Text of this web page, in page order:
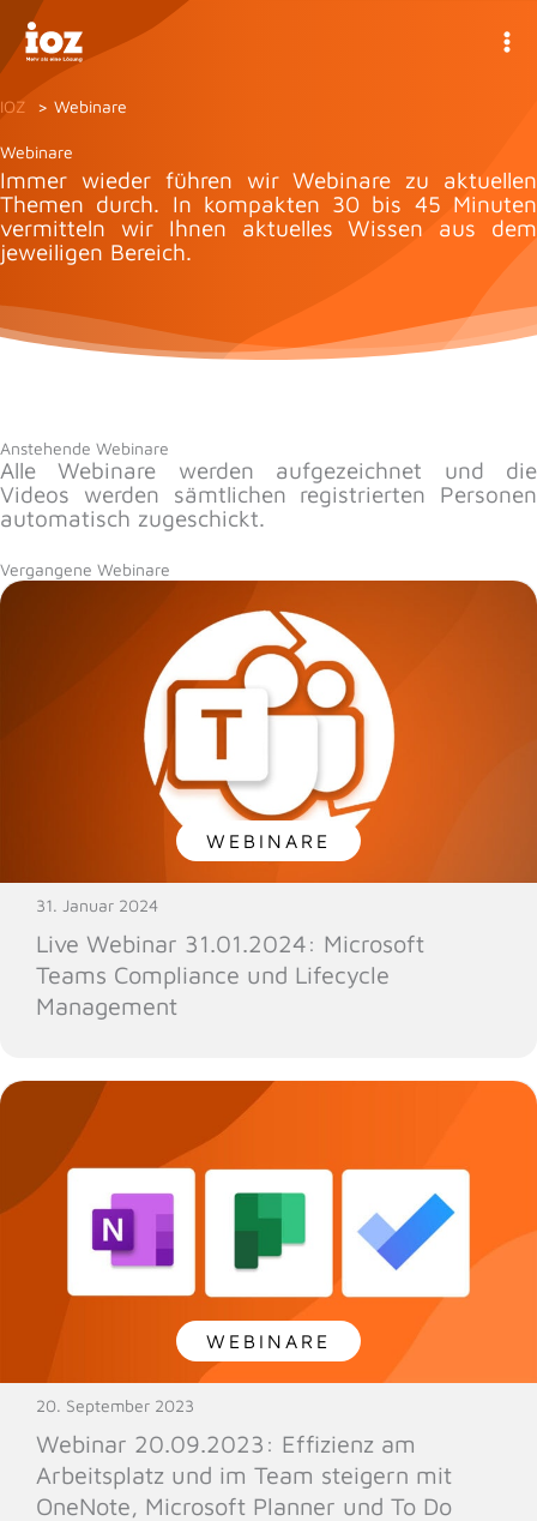
Inhalt
springen
IOZ Webinare
Webinare
Immer wieder führen wir Webinare zu aktuellen
Themen durch. In kompakten 30 bis 45 Minuten
vermitteln wir Ihnen aktuelles Wissen aus dem
jeweiligen Bereich.
Anstehende Webinare
Alle Webinare werden aufgezeichnet und die
Videos werden sämtlichen registrierten Personen
automatisch zugeschickt.
Vergangene Webinare
WEBINARE
31. Januar 2024
Live Webinar 31.01.2024: Microsoft
Teams Compliance und Lifecycle
Management
WEBINARE
20. September 2023
Webinar 20.09.2023: Effizienz am
Arbeitsplatz und im Team steigern mit
OneNote, Microsoft Planner und To Do